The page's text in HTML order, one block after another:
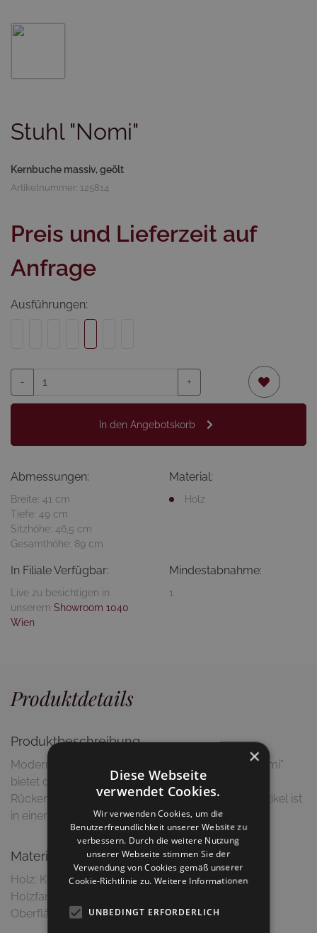
Stuhl "Nomi"
Kernbuche massiv, geölt
Artikelnummer: 125814
Preis und Lieferzeit auf
Anfrage
Ausführungen:
- +
In den Angebotskorb
Abmessungen:
Breite: 41 cm
Tiefe: 49 cm
Sitzhöhe: 46,5 cm
Gesamthöhe: 89 cm
Material:
Holz
In Filiale Verfügbar:
Live zu besichtigen in
unserem Showroom 1040
Wien
Mindestabnahme:
1
Produktdetails
Produktbeschreibung
Moderner Stuhl aus vollmassiver Kernbuche. "Nomi"
bietet durch seine leicht geschwungene Sitz und
Rückenlehne, angenehmen Sitzkomfort. Dieser Artikel ist
in einer Vielzahl von Holzarten erhältlich.
Material & Ausführung
Holz: Kernbuche massiv, geölt
Holzfarbe: Kernbuche natur
Oberfläche: Geölt mit rein pflanzlichem Öl
×
Diese Webseite
verwendet Cookies.
Wir verwenden Cookies, um die
Benutzerfreundlichkeit unserer Website zu
verbessern. Durch die weitere Nutzung
unserer Webseite stimmen Sie der
Verwendung von Cookies gemäß unserer
Cookie-Richtlinie zu.Weitere Informationen
UNBEDINGT ERFORDERLICH